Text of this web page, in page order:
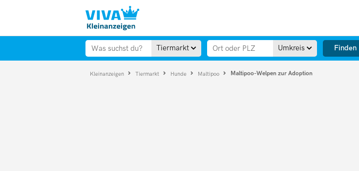
Tiermarkt Umkreis Finden
Kleinanzeigen Tiermarkt Hunde Maltipoo Maltipoo-Welpen zur Adoption